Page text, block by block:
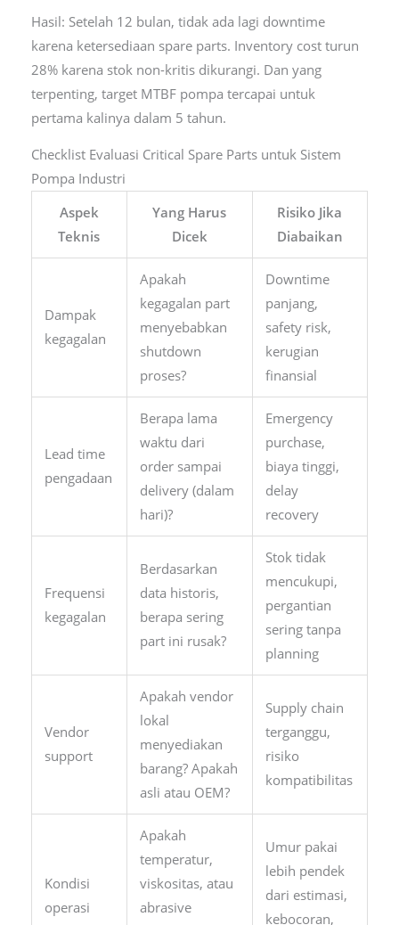
Hasil: Setelah 12 bulan, tidak ada lagi downtime
karena ketersediaan spare parts. Inventory cost turun
28% karena stok non-kritis dikurangi. Dan yang
terpenting, target MTBF pompa tercapai untuk
pertama kalinya dalam 5 tahun.
Checklist Evaluasi Critical Spare Parts untuk Sistem
Pompa Industri
Aspek
Teknis
Yang Harus
Dicek
Risiko Jika
Diabaikan
Dampak
kegagalan
Apakah
kegagalan part
menyebabkan
shutdown
proses?
Downtime
panjang,
safety risk,
kerugian
finansial
Lead time
pengadaan
Berapa lama
waktu dari
order sampai
delivery (dalam
hari)?
Emergency
purchase,
biaya tinggi,
delay
recovery
Frequensi
kegagalan
Berdasarkan
data historis,
berapa sering
part ini rusak?
Stok tidak
mencukupi,
pergantian
sering tanpa
planning
Vendor
support
Apakah vendor
lokal
menyediakan
barang? Apakah
asli atau OEM?
Supply chain
terganggu,
risiko
kompatibilitas
Kondisi
operasi
Apakah
temperatur,
viskositas, atau
abrasive
Umur pakai
lebih pendek
dari estimasi,
kebocoran,